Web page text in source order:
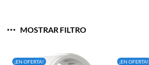
MOSTRAR FILTRO
¡EN OFERTA!
¡EN OFERTA!